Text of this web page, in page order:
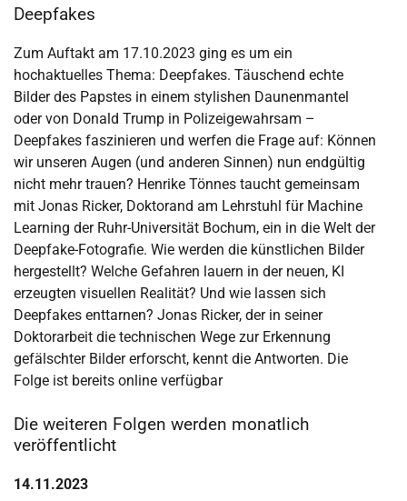
Deepfakes
Zum Auftakt am 17.10.2023 ging es um ein
hochaktuelles Thema: Deepfakes. Täuschend echte
Bilder des Papstes in einem stylishen Daunenmantel
oder von Donald Trump in Polizeigewahrsam –
Deepfakes faszinieren und werfen die Frage auf: Können
wir unseren Augen (und anderen Sinnen) nun endgültig
nicht mehr trauen? Henrike Tönnes taucht gemeinsam
mit Jonas Ricker, Doktorand am Lehrstuhl für Machine
Learning der Ruhr-Universität Bochum, ein in die Welt der
Deepfake-Fotografie. Wie werden die künstlichen Bilder
hergestellt? Welche Gefahren lauern in der neuen, KI
erzeugten visuellen Realität? Und wie lassen sich
Deepfakes enttarnen? Jonas Ricker, der in seiner
Doktorarbeit die technischen Wege zur Erkennung
gefälschter Bilder erforscht, kennt die Antworten. Die
Folge ist bereits online verfügbar
Die weiteren Folgen werden monatlich
veröffentlicht
14.11.2023